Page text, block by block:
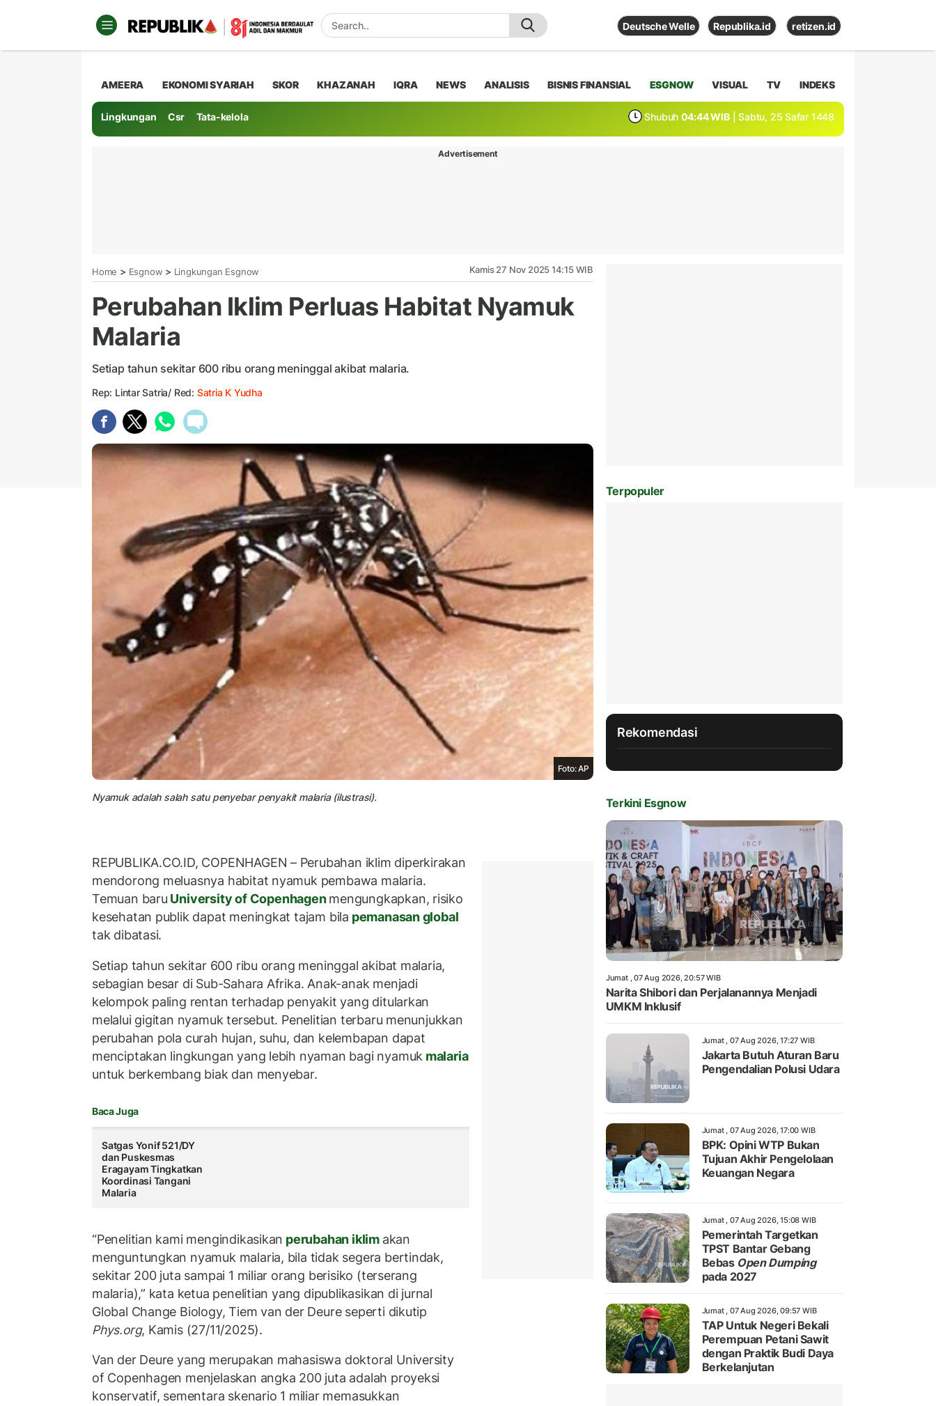
Deutsche Welle Republika.id retizen.id
AMEERA EKONOMI SYARIAH SKOR KHAZANAH IQRA NEWS ANALISIS BISNIS FINANSIAL ESGNOW VISUAL TV INDEKS
Lingkungan Csr Tata-kelola Shubuh 04:44 WIB | Sabtu, 25 Safar 1448
Advertisement
Home > Esgnow > Lingkungan Esgnow Kamis 27 Nov 2025 14:15 WIB
Perubahan Iklim Perluas Habitat Nyamuk
Malaria
Setiap tahun sekitar 600 ribu orang meninggal akibat malaria.
Rep: Lintar Satria/ Red: Satria K Yudha
Foto: AP
Nyamuk adalah salah satu penyebar penyakit malaria (ilustrasi).
REPUBLIKA.CO.ID, COPENHAGEN – Perubahan iklim diperkirakan
mendorong meluasnya habitat nyamuk pembawa malaria.
Temuan baru University of Copenhagenmengungkapkan, risiko
kesehatan publik dapat meningkat tajam bila pemanasan global
tak dibatasi.
Setiap tahun sekitar 600 ribu orang meninggal akibat malaria,
sebagian besar di Sub-Sahara Afrika. Anak-anak menjadi
kelompok paling rentan terhadap penyakit yang ditularkan
melalui gigitan nyamuk tersebut. Penelitian terbaru menunjukkan
perubahan pola curah hujan, suhu, dan kelembapan dapat
menciptakan lingkungan yang lebih nyaman bagi nyamuk malaria
untuk berkembang biak dan menyebar.
Baca Juga
Satgas Yonif 521/DY
dan Puskesmas
Eragayam Tingkatkan
Koordinasi Tangani
Malaria
“Penelitian kami mengindikasikan perubahan iklim akan
menguntungkan nyamuk malaria, bila tidak segera bertindak,
sekitar 200 juta sampai 1 miliar orang berisiko (terserang
malaria),” kata ketua penelitian yang dipublikasikan di jurnal
Global Change Biology, Tiem van der Deure seperti dikutip
Phys.org, Kamis (27/11/2025).
Van der Deure yang merupakan mahasiswa doktoral University
of Copenhagen menjelaskan angka 200 juta adalah proyeksi
konservatif, sementara skenario 1 miliar memasukkan
Terpopuler
Rekomendasi
Terkini Esgnow
Jumat , 07 Aug 2026, 20:57 WIB
Narita Shibori dan Perjalanannya Menjadi
UMKM Inklusif
Jumat , 07 Aug 2026, 17:27 WIB
Jakarta Butuh Aturan Baru
Pengendalian Polusi Udara
Jumat , 07 Aug 2026, 17:00 WIB
BPK: Opini WTP Bukan
Tujuan Akhir Pengelolaan
Keuangan Negara
Jumat , 07 Aug 2026, 15:08 WIB
Pemerintah Targetkan
TPST Bantar Gebang
Bebas Open Dumping
pada 2027
Jumat , 07 Aug 2026, 09:57 WIB
TAP Untuk Negeri Bekali
Perempuan Petani Sawit
dengan Praktik Budi Daya
Berkelanjutan